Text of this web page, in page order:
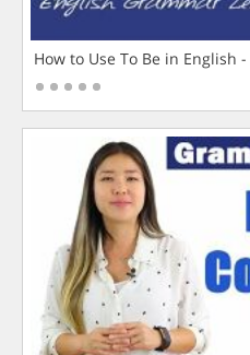
How to Use To Be in English